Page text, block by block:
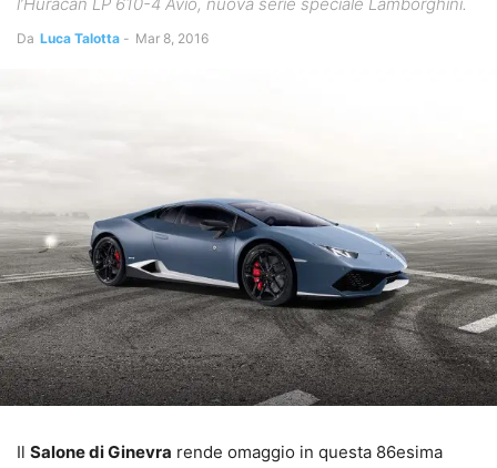
Da Luca Talotta - Mar 8, 2016
Il Salone di Ginevra rende omaggio in questa 86esima